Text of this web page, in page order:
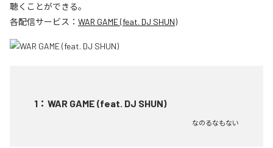
聴くことができる。
各配信サービス： WAR GAME (feat. DJ SHUN)
1 ： WAR GAME (feat. DJ SHUN)
なのるなもない